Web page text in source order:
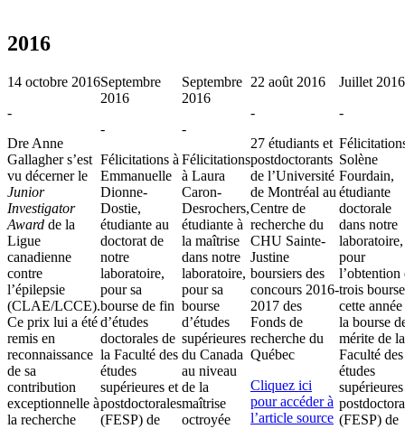
2016
14 octobre 2016
-
Dre Anne
Gallagher s’est
vu décerner le
Junior
Investigator
Award de la
Ligue
canadienne
contre
l’épilepsie
(CLAE/LCCE).
Ce prix lui a été
remis en
reconnaissance
de sa
contribution
exceptionnelle à
la recherche
Septembre
2016
-
Félicitations à
Emmanuelle
Dionne-
Dostie,
étudiante au
doctorat de
notre
laboratoire,
pour sa
bourse de fin
d’études
doctorales de
la Faculté des
études
supérieures et
postdoctorales
(FESP) de
Septembre
2016
-
Félicitations
à Laura
Caron-
Desrochers,
étudiante à
la maîtrise
dans notre
laboratoire,
pour sa
bourse
d’études
supérieures
du Canada
au niveau
de la
maîtrise
octroyée
22 août 2016
-
27 étudiants et
postdoctorants
de l’Université
de Montréal au
Centre de
recherche du
CHU Sainte-
Justine
boursiers des
concours 2016-
2017 des
Fonds de
recherche du
Québec
Cliquez ici
pour accéder à
l’article source
Juillet 2016
-
Solène
Fourdain,
étudiante
doctorale
dans notre
laboratoire,
pour
l’obtention
trois
cette
la bourse
mérite de la
Faculté des
études
(FESP) de